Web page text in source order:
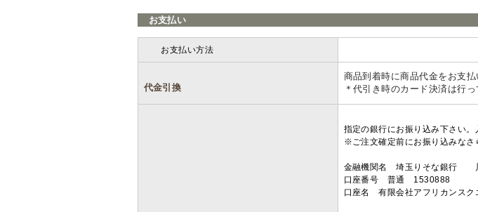
お支払い
お支払い方法 詳細
代金引換
商品到着時に商品代金をお支払
＊代引き時のカード決済は行っ
指定の銀行にお振り込み下さい。
※ご注文確定前にお振り込みなさ
金融機関名 埼玉りそな銀行
口座番号 普通 1530888
口座名 有限会社アフリカンスク